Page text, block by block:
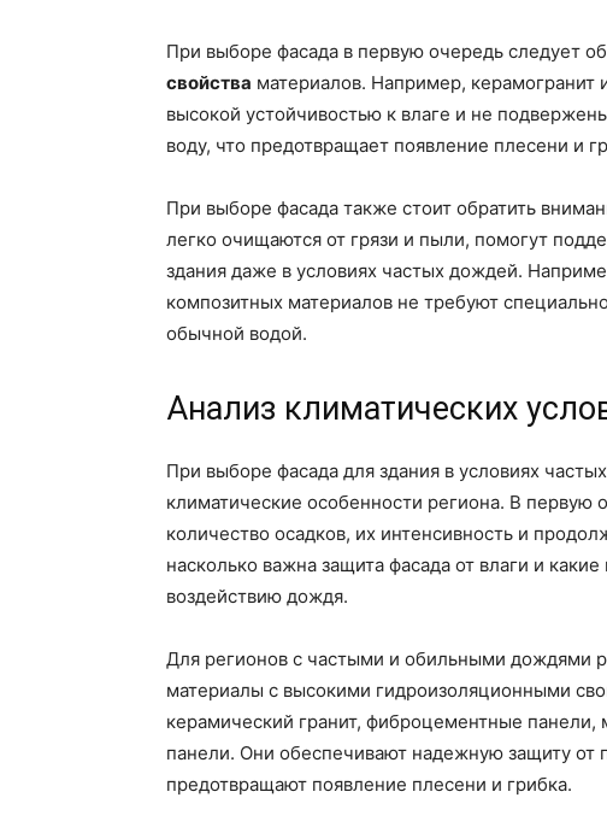
При выборе фасада в первую очередь следует
свойства материалов. Например,
высокой устойчивостью к влаге и не
воду, что предотвращает появление плесени и
При выборе фасада также стоит обратить
легко очищаются от грязи и пыли, помогут
здания даже в условиях частых дождей.
композитных материалов не требуют
обычной водой.
Анализ климатических
При выборе фасада для здания в условиях
климатические особенности региона. В первую
количество осадков, их интенсивность и
насколько важна защита фасада от влаги и
воздействию дождя.
Для регионов с частыми и обильными дождями
материалы с высокими гидроизоляционными
керамический гранит, фиброцементные
панели. Они обеспечивают надежную защиту от
предотвращают появление плесени и грибка.